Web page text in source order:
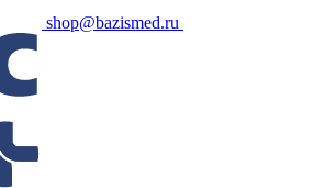
shop@bazismed.ru